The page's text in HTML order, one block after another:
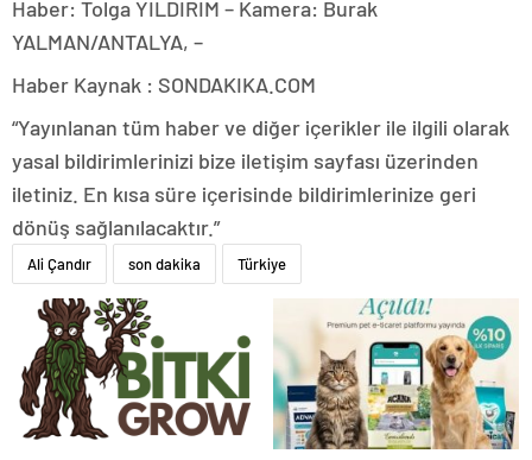
Haber: Tolga YILDIRIM – Kamera: Burak
YALMAN/ANTALYA, –
Haber Kaynak : SONDAKIKA.COM
“Yayınlanan tüm haber ve diğer içerikler ile ilgili olarak
yasal bildirimlerinizi bize iletişim sayfası üzerinden
iletiniz. En kısa süre içerisinde bildirimlerinize geri
dönüş sağlanılacaktır.”
Ali Çandır son dakika Türkiye